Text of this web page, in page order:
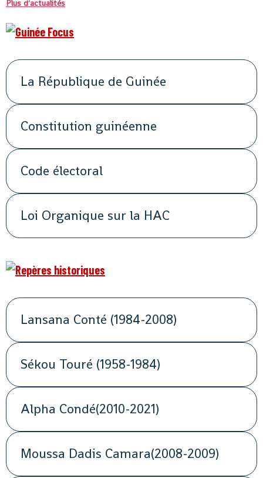
Plus d'actualités
La République de Guinée
Constitution guinéenne
Code électoral
Loi Organique sur la HAC
Lansana Conté (1984-2008)
Sékou Touré (1958-1984)
Alpha Condé(2010-2021)
Moussa Dadis Camara(2008-2009)